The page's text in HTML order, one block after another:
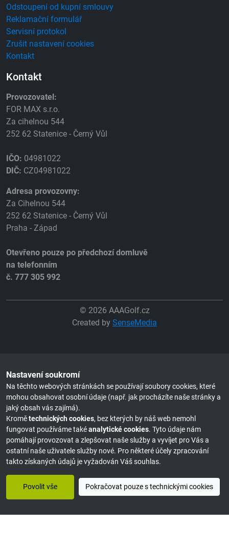
Odstoupení od kupní smlouvy
Reklamační formulář
Servisní protokol
Zrušit nastavení cookies
Kontakt
Kontakt
Provozovatel:
FOR MAX s.r.o.
Za cihelnou 544
252 62 Statenice - Černý Vůl
IČO: 04981022
DIČ: CZ04981022
Adresa provozovny:
Za Cihelnou 544
252 62 Statenice - Černý Vůl
Praha - Západ
Otevřeno pouze po předchozí domluvě
na telefonním
č. 777 305 992
© 2026 AAAGolf.cz
Created by SenseMedia
Nastavení soukromí
Na těchto webových stránkách se používají soubory cookies, které
mohou obsahovat osobní údaje (např. jak procházíte naše stránky a
jaký obsah vás zajímá).
Kromětechnických cookies, bez kterých by náš web nemohl
fungovat používáme takéanalytické cookies. Tyto údaje nám
pomáhají provozovat a zlepšovat naše služby a vyvíjet pro Vás a
ostatní naše uživatele služby nové. Pro některé účely zpracování
takto získaných údajů je vyžadován Váš souhlas.
Povolit vše Pokračovat pouze s technickými cookies